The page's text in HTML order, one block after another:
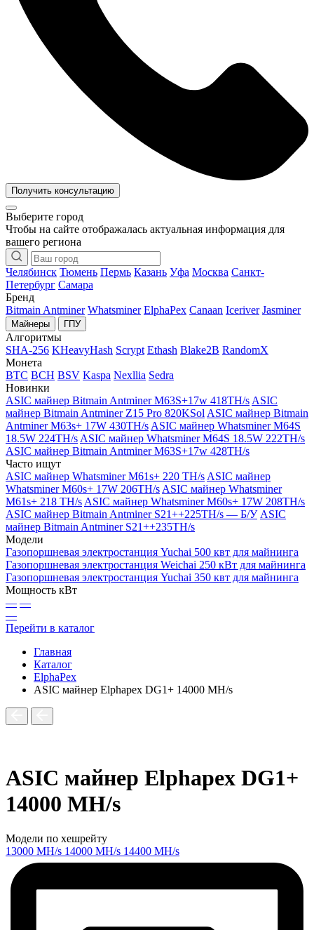
Получить консультацию
Выберите город
Чтобы на сайте отображалась актуальная информация для
вашего региона
Челябинск Тюмень Пермь Казань Уфа Москва Санкт-
Петербург Самара
Бренд
Bitmain Antminer Whatsminer ElphaPex Canaan Iceriver Jasminer
Майнеры ГПУ
Алгоритмы
SHA-256 KHeavyHash Scrypt Ethash Blake2B RandomX
Монета
BTC BCH BSV Kaspa Nexllia Sedra
Новинки
ASIC майнер Bitmain Antminer M63S+17w 418TH/s ASIC
майнер Bitmain Antminer Z15 Pro 820KSol ASIC майнер Bitmain
Antminer M63s+ 17W 430TH/s ASIC майнер Whatsminer M64S
18.5W 224TH/s ASIC майнер Whatsminer M64S 18.5W 222TH/s
ASIC майнер Bitmain Antminer M63S+17w 428TH/s
Часто ищут
ASIC майнер Whatsminer M61s+ 220 TH/s ASIC майнер
Whatsminer M60s+ 17W 206TH/s ASIC майнер Whatsminer
M61s+ 218 TH/s ASIC майнер Whatsminer M60s+ 17W 208TH/s
ASIC майнер Bitmain Antminer S21++225TH/s — Б/У ASIC
майнер Bitmain Antminer S21++235TH/s
Модели
Газопоршневая электростанция Yuchai 500 квт для майнинга
Газопоршневая электростанция Weichai 250 кВт для майнинга
Газопоршневая электростанция Yuchai 350 квт для майнинга
Мощность кВт
— —
—
Перейти в каталог
Главная
Каталог
ElphaPex
ASIC майнер Elphapex DG1+ 14000 MH/s
ASIC майнер Elphapex DG1+
14000 MH/s
Модели по хешрейту
13000 MH/s 14000 MH/s 14400 MH/s